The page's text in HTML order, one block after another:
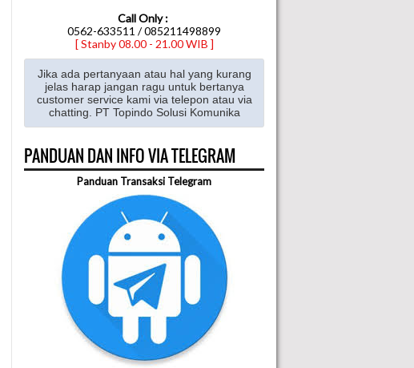
Call Only :
0562-633511 / 085211498899
[ Stanby 08.00 - 21.00 WIB ]
Jika ada pertanyaan atau hal yang kurang
jelas harap jangan ragu untuk bertanya
customer service kami via telepon atau via
chatting. PT Topindo Solusi Komunika
PANDUAN DAN INFO VIA TELEGRAM
Panduan Transaksi Telegram